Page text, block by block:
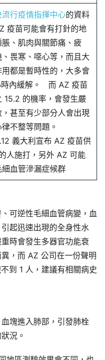
流行疫情指揮中心的資料
疫苗可能會有打針的地
脹、肌肉與關節痛、疲
畏寒、噁心等，而且大
用都是暫時性的，大多會
內緩解。 而 AZ 疫苗
15.2 的機率，會發生嚴
，甚至有少部分人會出現
律不整等問題。
義大利宣布 AZ 疫苗供
人施打，另外 AZ 可能
血管滲漏症候群
可逆性毛細血管病變，血
起迅速出現的全身性水
時會發生多器官功能衰
，而 AZ 公司在一份聲明
到 1 人，建議有相關病史
塊進入肺部，引發肺栓
況。